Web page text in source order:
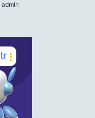
admin